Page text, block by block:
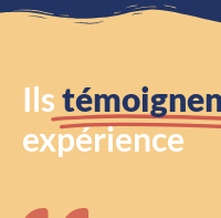
Ils
expérience